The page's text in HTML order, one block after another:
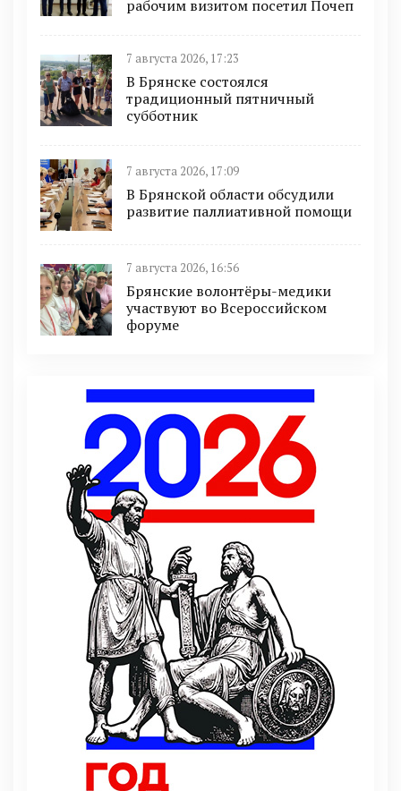
рабочим визитом посетил Почеп
7 августа 2026, 17:23
В Брянске состоялся
традиционный пятничный
субботник
7 августа 2026, 17:09
В Брянской области обсудили
развитие паллиативной помощи
7 августа 2026, 16:56
Брянские волонтёры-медики
участвуют во Всероссийском
форуме